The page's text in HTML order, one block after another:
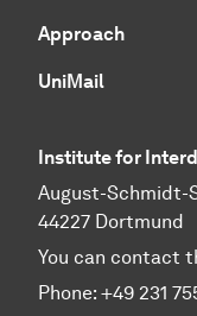
Approach
UniMail
Institute for
August-Schmidt-
44227 Dortmund
You can contact
Phone: +49 231